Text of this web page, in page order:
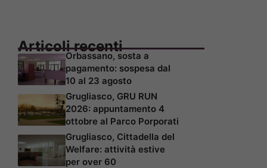
Articoli recenti
Orbassano, sosta a
pagamento: sospesa dal
10 al 23 agosto
Grugliasco, GRU RUN
2026: appuntamento 4
ottobre al Parco Porporati
Grugliasco, Cittadella del
Welfare: attività estive
per over 60